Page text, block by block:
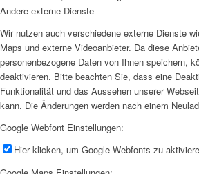
Andere externe Dienste
Wir nutzen auch verschiedene externe Dienste
Maps und externe Videoanbieter. Da diese
personenbezogene Daten von Ihnen speichern,
deaktivieren. Bitte beachten Sie, dass eine
Funktionalität und das Aussehen unserer
kann. Die Änderungen werden nach einem
Google Webfont Einstellungen:
Hier klicken, um Google Webfonts zu